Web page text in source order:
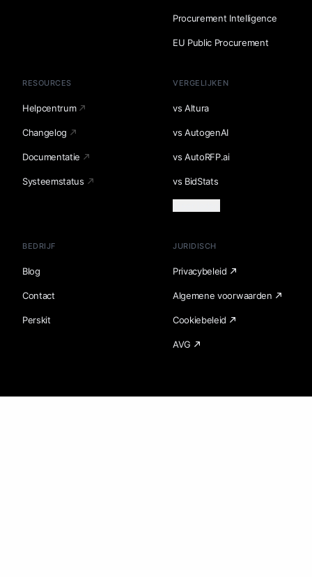
Procurement Intelligence
EU Public Procurement
RESOURCES
Helpcentrum
Changelog
Documentatie
Systeemstatus
VERGELIJKEN
vs Altura
vs AutogenAI
vs AutoRFP.ai
vs BidStats
BEDRIJF
Blog
Contact
Perskit
JURIDISCH
Privacybeleid
Algemene voorwaarden
Cookiebeleid
AVG